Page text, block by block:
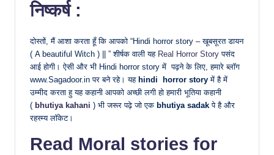
निष्कर्ष :
दोस्तों, मैं आशा करता हूँ कि आपको “Hindi horror story – खूबसूरत डायन
( A beautiful Witch ) || ” शीर्षक वाली यह Real Horror Story पसंद
आई होगी। ऐसी और भी Hindi horror story में पढ़ने के लिए, हमारे ब्लॉग
www.Sagadoor.in पर बने रहे। यह hindi horror storyमें है में
उम्मीद करता हु यह कहानी आपको अच्छी लगी हो हमारी भूतिया कहानी
( bhutiya kahani ) भी जरूर पढ़े जो एक bhutiya sadak पे है और
रहस्म्य लॉकेट।
Read Moral stories for